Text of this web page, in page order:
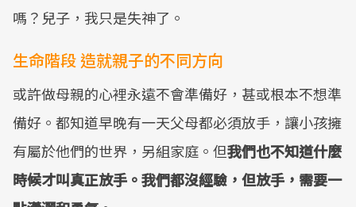
嗎？兒子，我只是失神了。
生命階段 造就親子的不同方向
或許做母親的心裡永遠不會準備好，甚或根本不想準
備好。都知道早晚有一天父母都必須放手，讓小孩擁
有屬於他們的世界，另組家庭。但我們也不知道什麼
時候才叫真正放手。我們都沒經驗，但放手，需要一